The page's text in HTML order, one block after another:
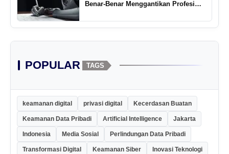
Benar-Benar Menggantikan Profesi
POPULAR TAGS
keamanan digital privasi digital Kecerdasan Buatan
Keamanan Data Pribadi Artificial Intelligence Jakarta
Indonesia Media Sosial Perlindungan Data Pribadi
Transformasi Digital Keamanan Siber Inovasi Teknologi